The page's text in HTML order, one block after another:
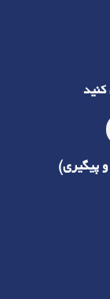
کنید
پیگیری)